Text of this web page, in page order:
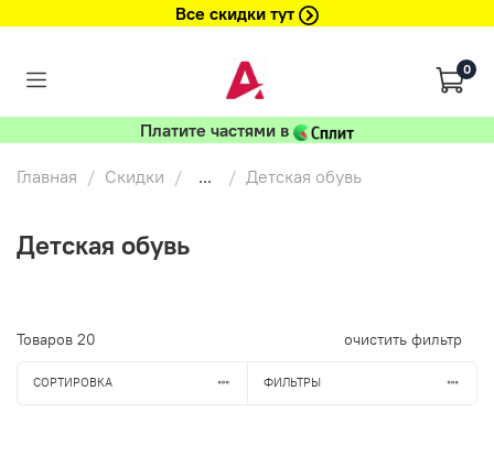
Все скидки тут
0
Платите частями в
Главная Скидки ... Детская обувь
Детская обувь
Товаров 20 очистить фильтр
СОРТИРОВКА ФИЛЬТРЫ